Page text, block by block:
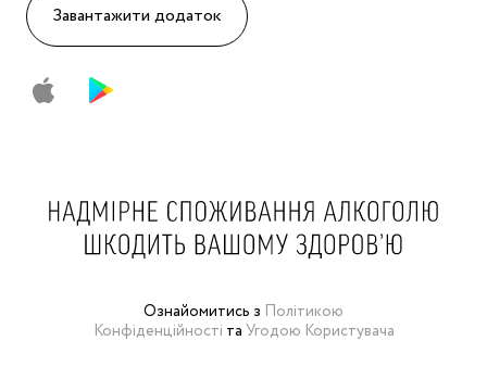
Завантажити додаток
Ознайомитись з Політикою
Конфіденційності та Угодою Користувача